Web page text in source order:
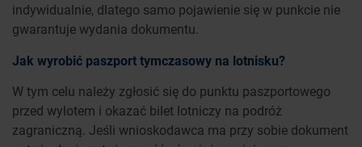
indywidualnie, dlatego samo pojawienie się w punkcie nie
gwarantuje wydania dokumentu.
Jak wyrobić paszport tymczasowy na lotnisku?
W tym celu należy zgłosić się do punktu paszportowego
przed wylotem i okazać bilet lotniczy na podróż
zagraniczną. Jeśli wnioskodawca ma przy sobie dokument